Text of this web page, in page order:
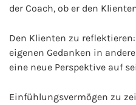
der Coach, ob er den
Den Klienten zu
eigenen Gedanken in
eine neue Perspektive auf
Einfühlungsvermögen zu